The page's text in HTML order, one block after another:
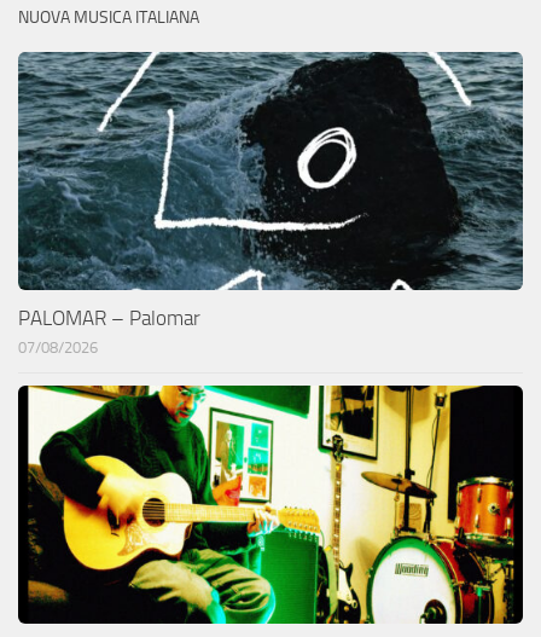
NUOVA MUSICA ITALIANA
PALOMAR – Palomar
07/08/2026